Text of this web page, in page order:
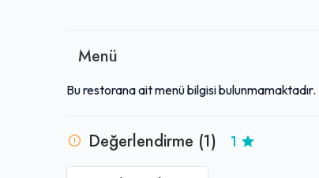
Menü
Bu restorana ait menü bilgisi bulunmamaktadır.
Değerlendirme (1) 1